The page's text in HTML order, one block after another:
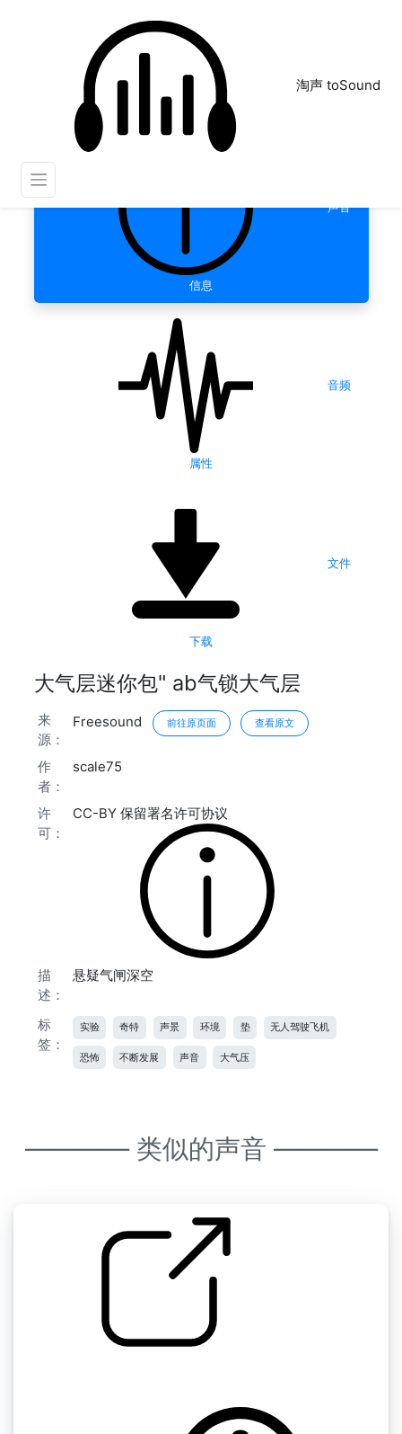
淘声 toSound
声音
信息
音频
属性
文件
下载
大气层迷你包" ab气锁大气层
来
源：
Freesound 前往原页面 查看原文
作
者：
scale75
许
可：
CC-BY 保留署名许可协议
描
述：
悬疑气闸深空
标
签：
实验 奇特 声景 环境 垫 无人驾驶飞机
恐怖 不断发展 声音 大气压
———— 类似的声音 ————